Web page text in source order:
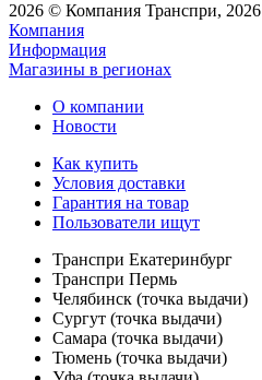
2026 © Компания Транспри, 2026
Компания
Информация
Магазины в регионах
О компании
Новости
Как купить
Условия доставки
Гарантия на товар
Пользователи ищут
Транспри Екатеринбург
Транспри Пермь
Челябинск (точка выдачи)
Сургут (точка выдачи)
Самара (точка выдачи)
Тюмень (точка выдачи)